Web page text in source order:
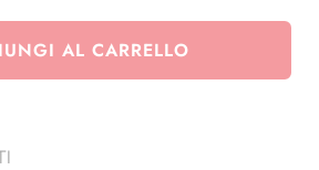
verticale
AL CARRELLO